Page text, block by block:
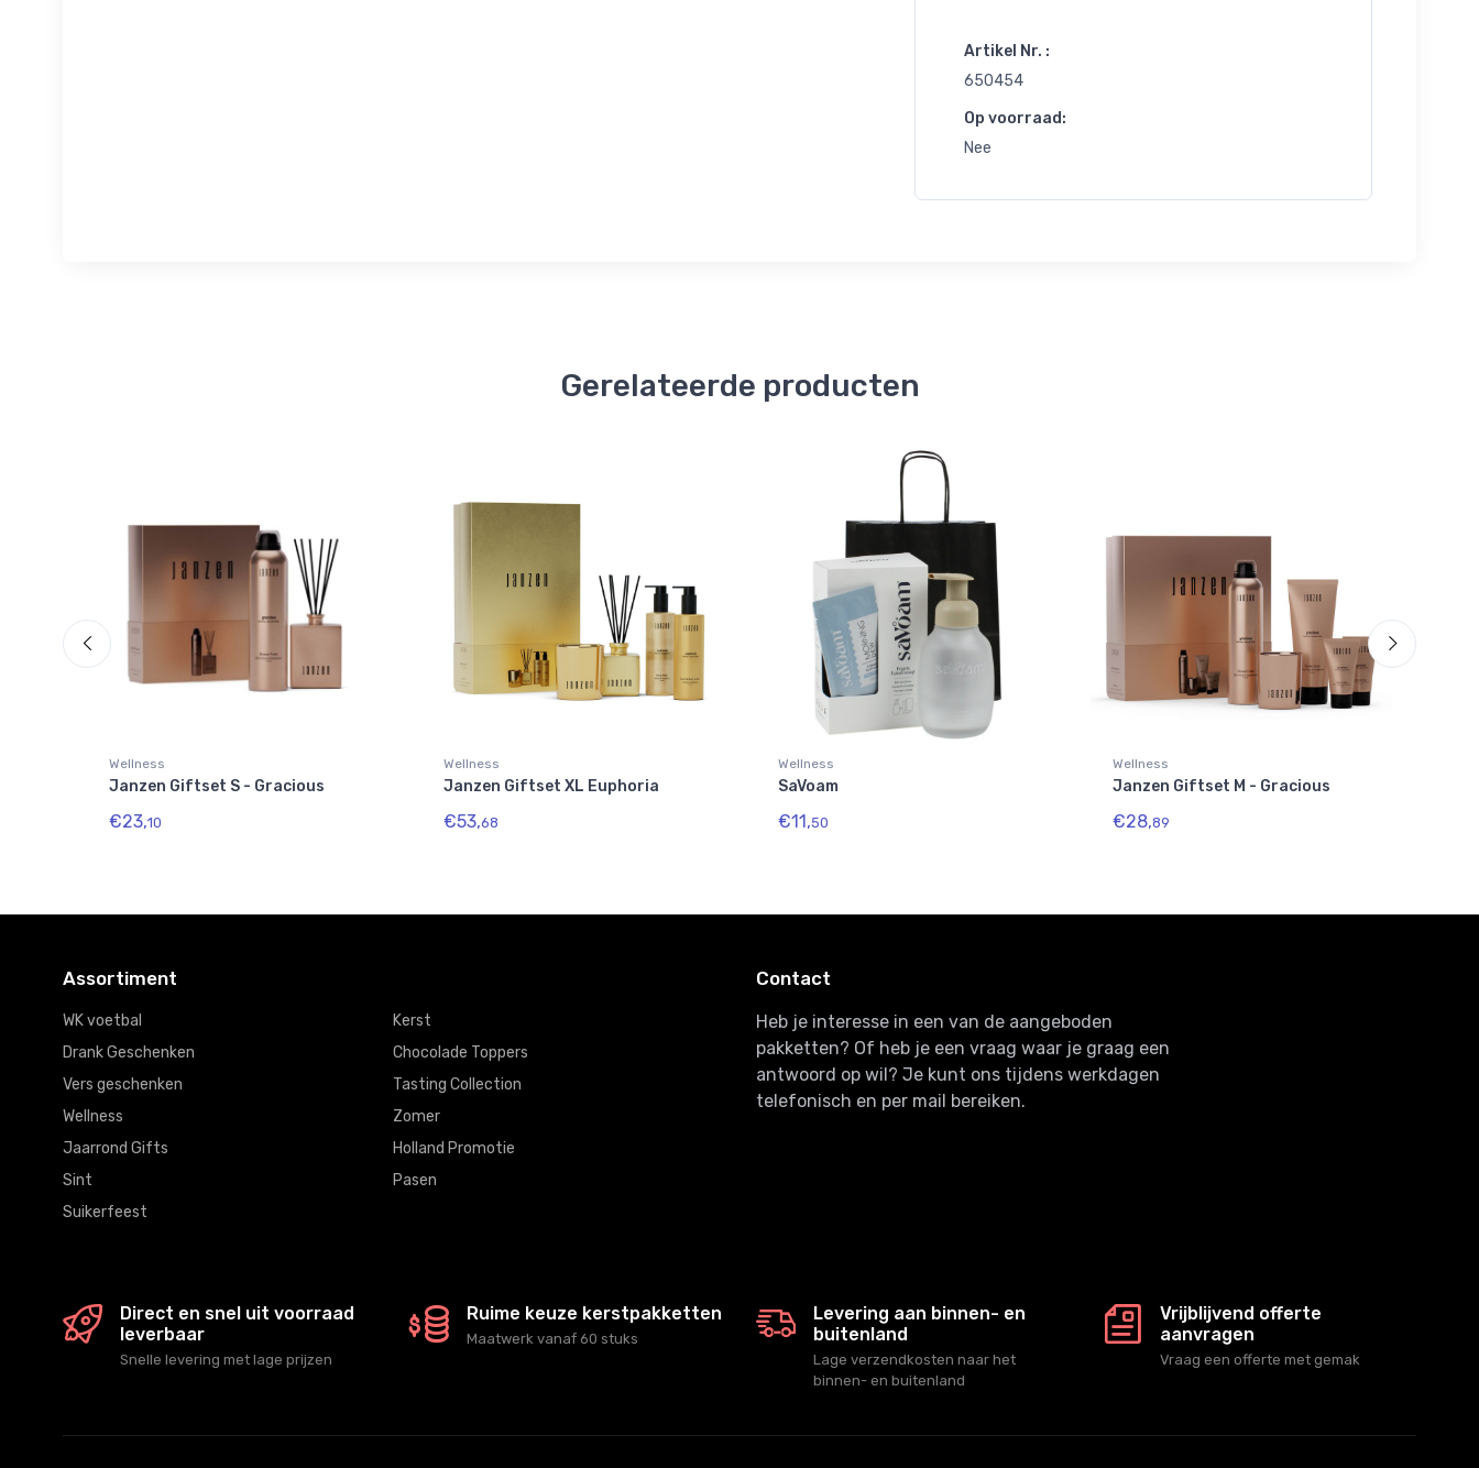
Artikel Nr. :
650454
Op voorraad:
Nee
Gerelateerde producten
Wellness
Janzen Giftset S - Gracious
€23,10
Wellness
Janzen Giftset XL Euphoria
€53,68
Wellness
SaVoam
€11,50
Wellness
Janzen Giftset M - Gracious
€28,89
Assortiment
WK voetbal
Kerst
Drank Geschenken
Chocolade Toppers
Vers geschenken
Tasting Collection
Wellness
Zomer
Jaarrond Gifts
Holland Promotie
Sint
Pasen
Suikerfeest
Contact
Heb je interesse in een van de aangeboden
pakketten? Of heb je een vraag waar je graag een
antwoord op wil? Je kunt ons tijdens werkdagen
telefonisch en per mail bereiken.
Direct en snel uit voorraad
leverbaar
Snelle levering met lage prijzen
Ruime keuze kerstpakketten
Maatwerk vanaf 60 stuks
Levering aan binnen- en
buitenland
Lage verzendkosten naar het
binnen- en buitenland
Vrijblijvend offerte
aanvragen
Vraag een offerte met gemak